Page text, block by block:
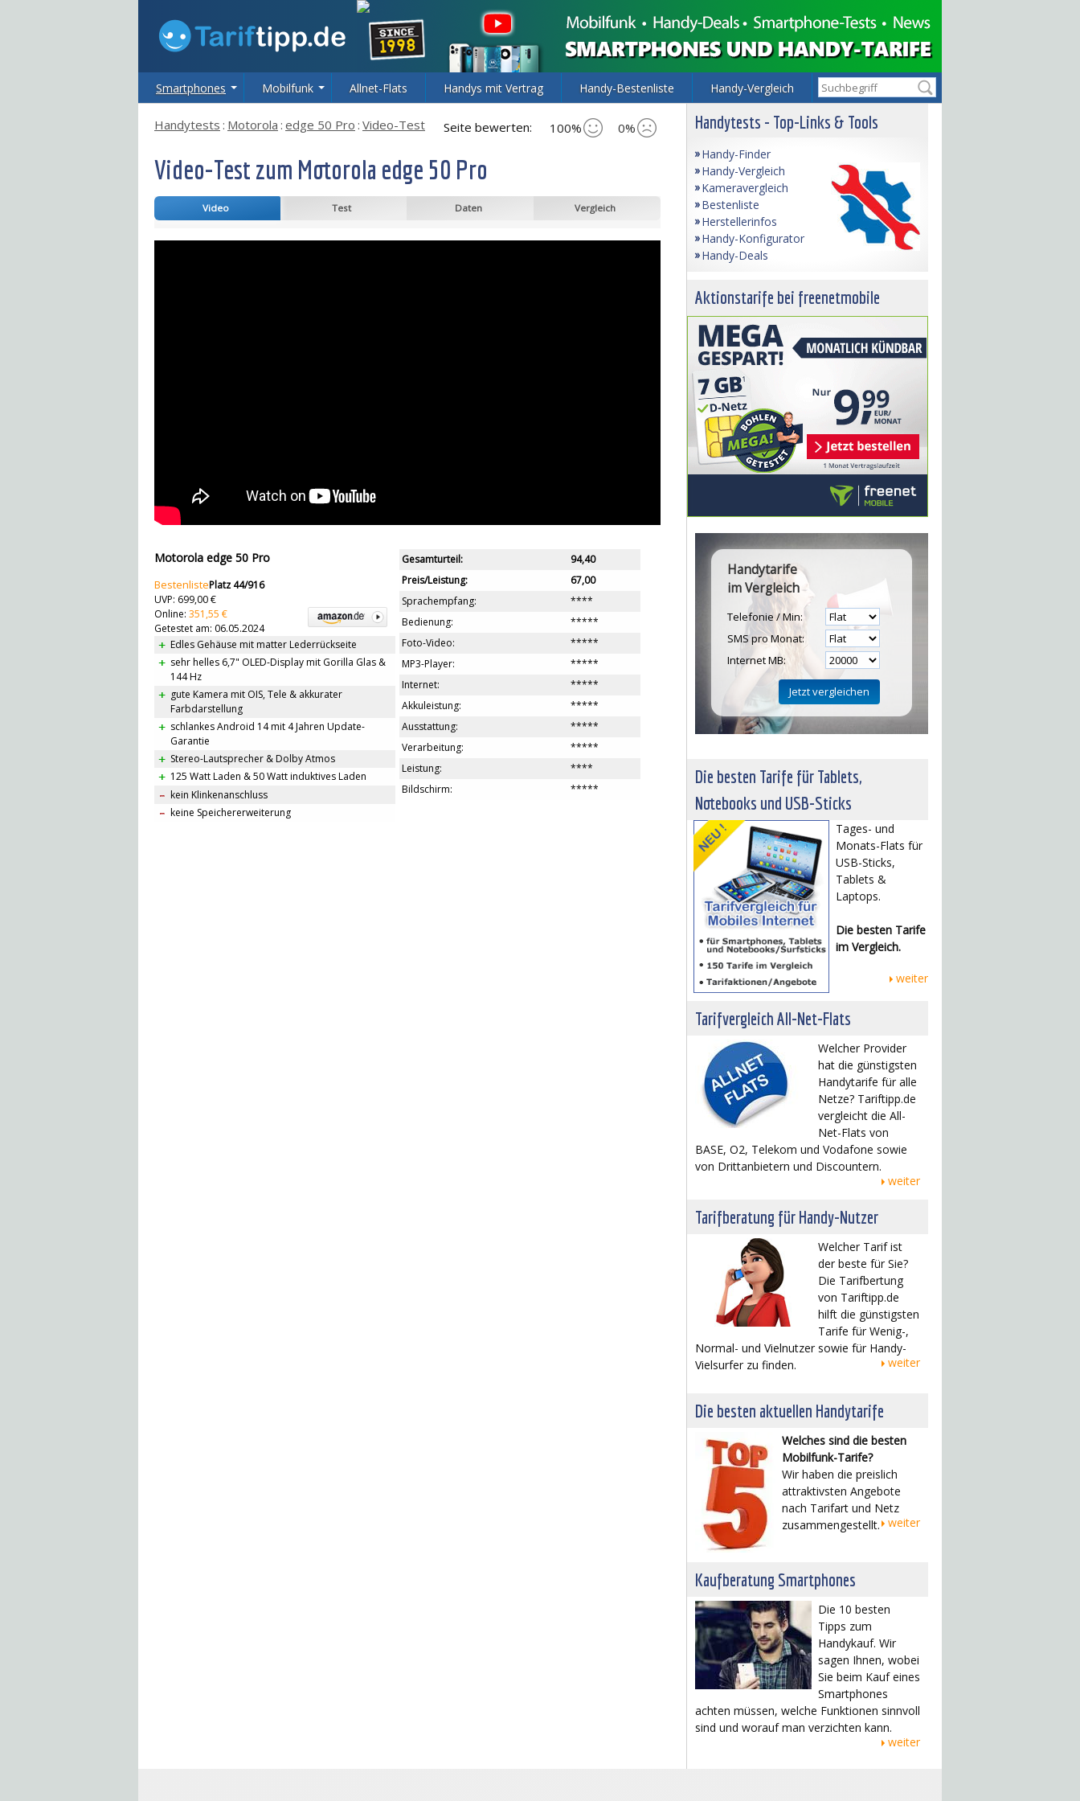
Smartphones Mobilfunk Allnet-Flats Handys mit Vertrag Handy-Bestenliste Handy-Vergleich
Seite bewerten: 100% 0%
Handytests : Motorola : edge 50 Pro : Video-Test
Video-Test zum Motorola edge 50 Pro
Video Test Daten Vergleich
Motorola edge 50 Pro
BestenlistePlatz 44/916
UVP: 699,00 €
Online: 351,55 €
Getestet am: 06.05.2024
Edles Gehäuse mit matter Lederrückseite
sehr helles 6,7" OLED-Display mit Gorilla Glas &
144 Hz
gute Kamera mit OIS, Tele & akkurater
Farbdarstellung
schlankes Android 14 mit 4 Jahren Update-
Garantie
Stereo-Lautsprecher & Dolby Atmos
125 Watt Laden & 50 Watt induktives Laden
kein Klinkenanschluss
keine Speichererweiterung
94,40
Gesamturteil:
67,00
Preis/Leistung:
****
Sprachempfang:
*****
Bedienung:
*****
Foto-Video:
*****
MP3-Player:
*****
Internet:
*****
Akkuleistung:
*****
Ausstattung:
*****
Verarbeitung:
****
Leistung:
*****
Bildschirm:
Handytests - Top-Links & Tools
Handy-Finder
Handy-Vergleich
Kameravergleich
Bestenliste
Herstellerinfos
Handy-Konfigurator
Handy-Deals
Aktionstarife bei freenetmobile
Handytarife
im Vergleich
Telefonie / Min:
SMS pro Monat:
Internet MB:
Die besten Tarife für Tablets,
Notebooks und USB-Sticks
Tages- und
Monats-Flats für
USB-Sticks,
Tablets &
Laptops.
Die besten Tarife
im Vergleich.
weiter
Tarifvergleich All-Net-Flats
Welcher Provider
hat die günstigsten
Handytarife für alle
Netze? Tariftipp.de
vergleicht die All-
Net-Flats von
BASE, O2, Telekom und Vodafone sowie
von Drittanbietern und Discountern.
weiter
Tarifberatung für Handy-Nutzer
Welcher Tarif ist
der beste für Sie?
Die Tarifbertung
von Tariftipp.de
hilft die günstigsten
Tarife für Wenig-,
Normal- und Vielnutzer sowie für Handy-
Vielsurfer zu finden.
weiter
Die besten aktuellen Handytarife
Welches sind die besten
Mobilfunk-Tarife?
Wir haben die preislich
attraktivsten Angebote
nach Tarifart und Netz
zusammengestellt. weiter
Kaufberatung Smartphones
Die 10 besten
Tipps zum
Handykauf. Wir
sagen Ihnen, wobei
Sie beim Kauf eines
Smartphones
achten müssen, welche Funktionen sinnvoll
sind und worauf man verzichten kann.
weiter